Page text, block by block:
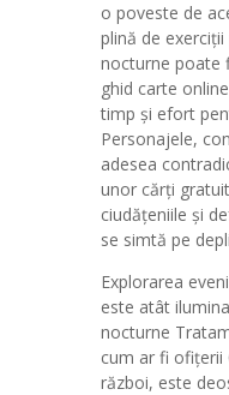
o poveste de
plină de
nocturne poate
ghid carte
timp și efort
Personajele,
adesea
unor cărți
ciudățeniile și
se simtă pe
Explorarea
este atât
nocturne
cum ar fi ofițerii
război, este